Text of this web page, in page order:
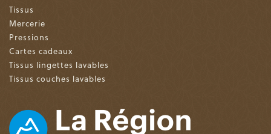
Tissus
Mercerie
Pressions
Cartes cadeaux
Tissus lingettes lavables
Tissus couches lavables